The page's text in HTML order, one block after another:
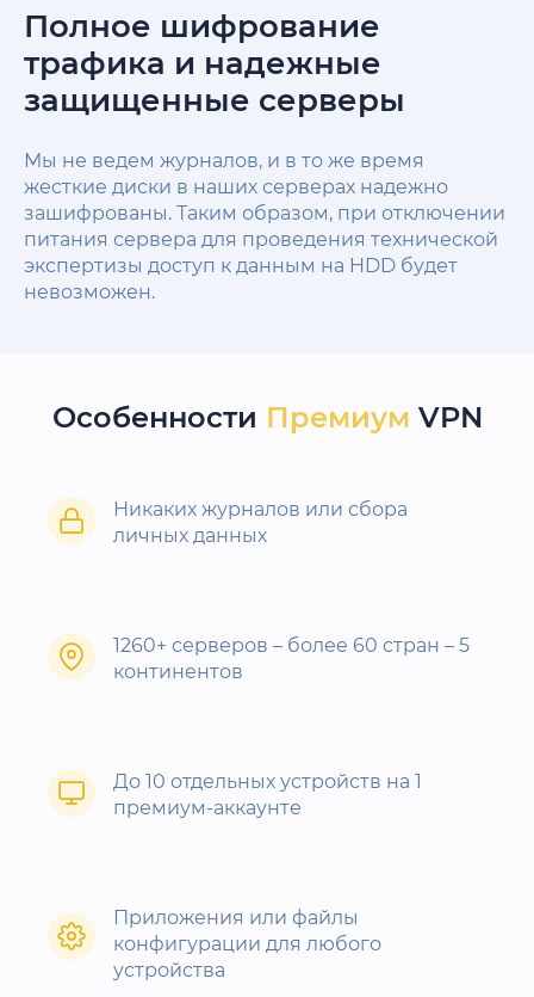
Полное шифрование
трафика и надежные
защищенные серверы
Мы не ведем журналов, и в то же время
жесткие диски в наших серверах надежно
зашифрованы. Таким образом, при отключении
питания сервера для проведения технической
экспертизы доступ к данным на HDD будет
невозможен.
Особенности Премиум VPN
Никаких журналов или сбора
личных данных
1260+ серверов – более 60 стран – 5
континентов
До 10 отдельных устройств на 1
премиум-аккаунте
Приложения или файлы
конфигурации для любого
устройства